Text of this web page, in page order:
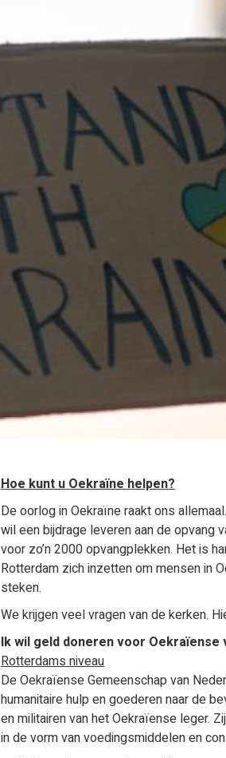
Hoe kunt u Oekraïne helpen?
De oorlog in Oekraïne raakt ons
wil een bijdrage leveren aan de opvang
voor zo’n 2000 opvangplekken. Het is
Rotterdam zich inzetten om mensen in
steken.
We krijgen veel vragen van de kerken.
Ik wil geld doneren voor Oekraïense
Rotterdams niveau
De Oekraïense Gemeenschap van
humanitaire hulp en goederen naar de
en militairen van het Oekraïense leger.
in de vorm van voedingsmiddelen en